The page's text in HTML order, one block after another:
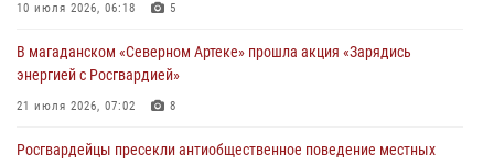
10 июля 2026, 06:18 5
В магаданском «Северном Артеке» прошла акция «Зарядись
энергией с Росгвардией»
21 июля 2026, 07:02 8
Росгвардейцы пресекли антиобщественное поведение местных